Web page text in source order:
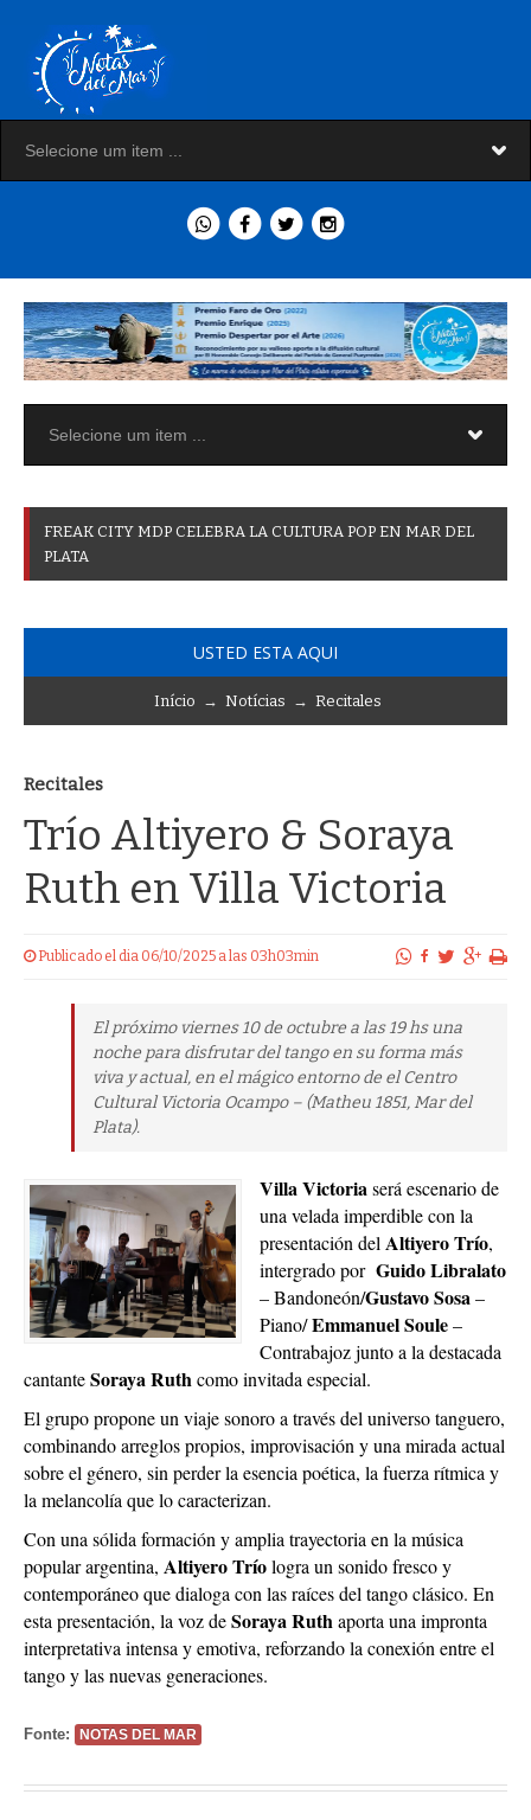
FREAK CITY MDP CELEBRA LA CULTURA POP EN MAR DEL
PLATA
USTED ESTA AQUI
Início → Notícias → Recitales
Recitales
Trío Altiyero & Soraya
Ruth en Villa Victoria
Publicado el dia 06/10/2025 a las 03h03min
El próximo viernes 10 de octubre a las 19 hs una
noche para disfrutar del tango en su forma más
viva y actual, en el mágico entorno de el Centro
Cultural Victoria Ocampo – (Matheu 1851, Mar del
Plata).
Villa Victoriaserá escenario de
una velada imperdible con la
presentación del Altiyero Trío,
intergrado por Guido Libralato
– Bandoneón/Gustavo Sosa –
Piano/Emmanuel Soule–
Contrabajoz junto a la destacada
cantanteSoraya Ruthcomo invitada especial.
El grupo propone un viaje sonoro a través del universo tanguero,
combinando arreglos propios, improvisación y una mirada actual
sobre el género, sin perder la esencia poética, la fuerza rítmica y
la melancolía que lo caracterizan.
Con una sólida formación y amplia trayectoria en la música
popular argentina, Altiyero Tríologra un sonido fresco y
contemporáneo que dialoga con las raíces del tango clásico. En
esta presentación, la voz deSoraya Ruthaporta una impronta
interpretativa intensa y emotiva, reforzando la conexión entre el
tango y las nuevas generaciones.
Fonte: NOTAS DEL MAR